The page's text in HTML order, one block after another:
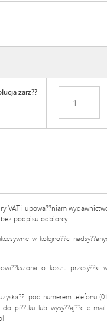
zarz??
VAT i upowa??niam
podpisu odbiorcy
w kolejno??ci
o koszt przesy??ki
pod numerem telefonu
pi??tku lub wysy??aj??c e-